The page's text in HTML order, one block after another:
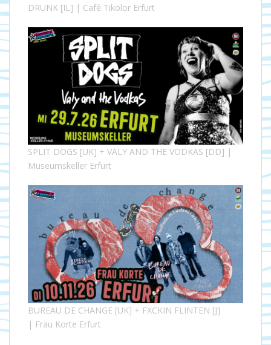
DRUNK [IL] | Café Tikolor Erfurt
SPLIT DOGS [UK] + VALY AND THE VODKAS [DD] |
Museumskeller Erfurt
BUREAU DE CHANGE [UK] + FXCKIN FLINTEN [J]
| Frau Korte Erfurt